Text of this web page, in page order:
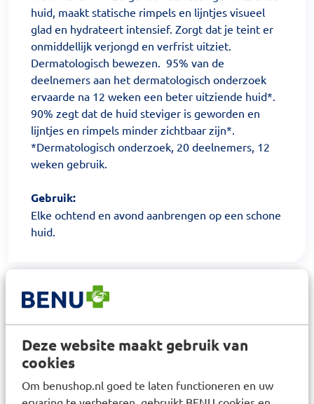
Deze website maakt gebruik van
cookies
Om benushop.nl goed te laten functioneren en uw
huid, maakt statische rimpels en lijntjes visueel
glad en hydrateert intensief. Zorgt dat je teint er
onmiddellijk verjongd en verfrist uitziet.
Dermatologisch bewezen. 95% van de
deelnemers aan het dermatologisch onderzoek
ervaarde na 12 weken een beter uitziende huid*.
90% zegt dat de huid steviger is geworden en
lijntjes en rimpels minder zichtbaar zijn*.
*Dermatologisch onderzoek, 20 deelnemers, 12
weken gebruik.
Gebruik:
​Elke ochtend en avond aanbrengen op een schone
huid.
Samenstelling
BETULA ALBA (BIRCH) JUICE; AQUA; GLYCERIN;
PENTYLENE GLYCOL; PROPANEDIOL; GLYCERYL
STEARATE CITRATE; ISOAMYL LAURATE;
SIMMONDSIA CHINENSIS (JOJOBA) SEED OIL;